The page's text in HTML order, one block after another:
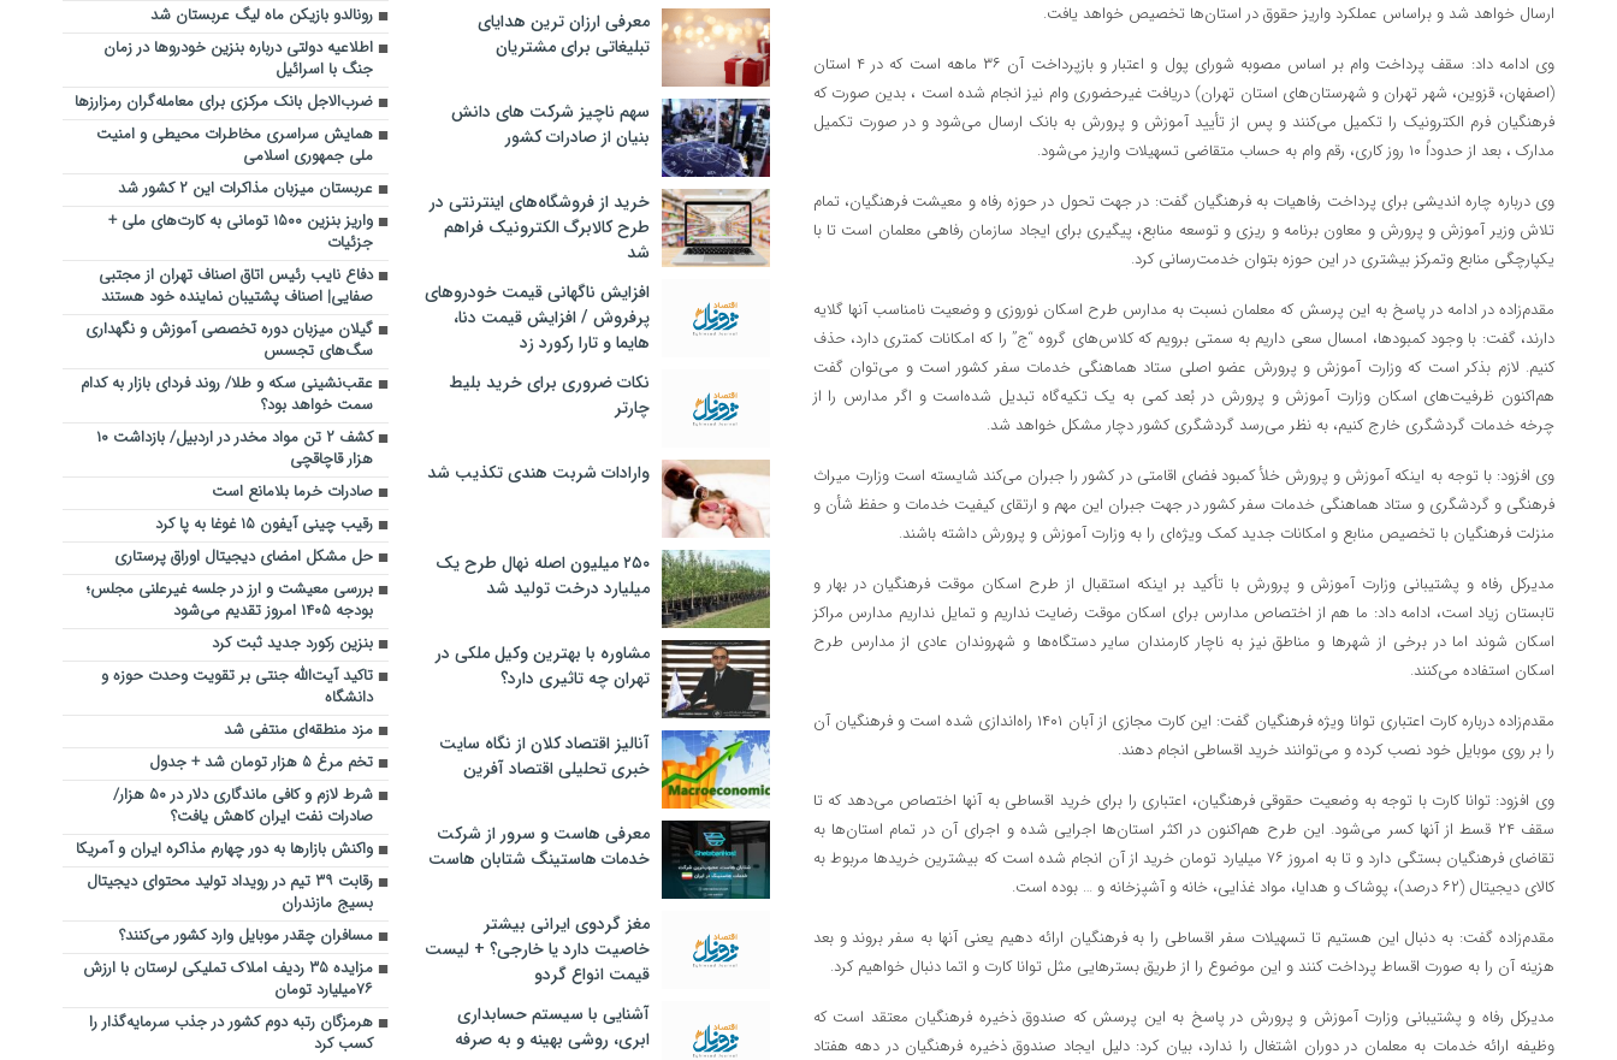
ارسال خواهد شد و براساس عملکرد واریز حقوق در استان‌ها تخصیص خواهد یافت.
وی ادامه داد: سقف پرداخت وام بر اساس مصوبه شورای پول و اعتبار و بازپرداخت آن ۳۶ ماهه است که در ۴ استان
(اصفهان، قزوین، شهر تهران و شهرستان‌های استان تهران) دریافت غیرحضوری وام نیز انجام شده است ، بدین صورت که
فرهنگیان فرم الکترونیک را تکمیل می‌کنند و پس از تأیید آموزش و پرورش به بانک ارسال می‌شود و در صورت تکمیل
مدارک ، بعد از حدوداً ۱۰ روز کاری، رقم وام به حساب متقاضی تسهیلات واریز می‌شود.
وی درباره چاره اندیشی برای پرداخت رفاهیات به فرهنگیان گفت: در جهت تحول در حوزه رفاه و معیشت فرهنگیان، تمام
تلاش وزیر آموزش و پرورش و معاون برنامه و ریزی و توسعه منابع، پیگیری برای ایجاد سازمان رفاهی معلمان است تا با
یکپارچگی منابع وتمرکز بیشتری در این حوزه بتوان خدمت‌رسانی کرد.
مقدم‌زاده در ادامه در پاسخ به این پرسش که معلمان نسبت به مدارس طرح اسکان نوروزی و وضعیت نامناسب آنها گلایه
دارند، گفت: با وجود کمبودها، امسال سعی داریم به سمتی برویم که کلاس‌های گروه “ج” را که امکانات کمتری دارد، حذف
کنیم. لازم بذکر است که وزارت آموزش و پرورش عضو اصلی ستاد هماهنگی خدمات سفر کشور است و می‌توان گفت
هم‌اکنون ظرفیت‌های اسکان وزارت آموزش و پرورش در بُعد کمی به یک تکیه‌گاه تبدیل شده‌است و اگر مدارس را از
چرخه خدمات گردشگری خارج کنیم، به نظر می‌رسد گردشگری کشور دچار مشکل خواهد شد.
وی افزود: با توجه به اینکه آموزش و پرورش خلأ کمبود فضای اقامتی در کشور را جبران می‌کند شایسته است وزارت میراث
فرهنگی و گردشگری و ستاد هماهنگی خدمات سفر کشور در جهت جبران این مهم و ارتقای کیفیت خدمات و حفظ شأن و
منزلت فرهنگیان با تخصیص منابع و امکانات جدید کمک ویژه‌ای را به وزارت آموزش و پرورش داشته باشند.
مدیرکل رفاه و پشتیبانی وزارت آموزش و پرورش با تأکید بر اینکه استقبال از طرح اسکان موقت فرهنگیان در بهار و
تابستان زیاد است، ادامه داد: ما هم از اختصاص مدارس برای اسکان موقت رضایت نداریم و تمایل نداریم مدارس مراکز
اسکان شوند اما در برخی از شهرها و مناطق نیز به ناچار کارمندان سایر دستگاه‌ها و شهروندان عادی از مدارس طرح
اسکان استفاده می‌کنند.
مقدم‌زاده درباره کارت اعتباری توانا ویژه فرهنگیان گفت: این کارت مجازی از آبان ۱۴۰۱ راه‌اندازی شده است و فرهنگیان آن
را بر روی موبایل خود نصب کرده و می‌توانند خرید اقساطی انجام دهند.
وی افزود: توانا کارت با توجه به وضعیت حقوقی فرهنگیان، اعتباری را برای خرید اقساطی به آنها اختصاص می‌دهد که تا
سقف ۲۴ قسط از آنها کسر می‌شود. این طرح هم‌اکنون در اکثر استان‌ها اجرایی ‌شده و اجرای آن در تمام استان‌ها به
تقاضای فرهنگیان بستگی دارد و تا به امروز ۷۶ میلیارد تومان خرید از آن انجام شده است که بیشترین خریدها مربوط به
کالای دیجیتال (۶۲ درصد)، پوشاک و هدایا، مواد غذایی، خانه و آشپزخانه و … بوده است.
مقدم‌زاده گفت: به دنبال این هستیم تا تسهیلات سفر اقساطی را به فرهنگیان ارائه دهیم یعنی آنها به سفر بروند و بعد
هزینه آن را به صورت اقساط پرداخت کنند و این موضوع را از طریق بسترهایی مثل توانا کارت و اتما دنبال خواهیم کرد.
مدیرکل رفاه و پشتیبانی وزارت آموزش و پرورش در پاسخ به این پرسش که صندوق ذخیره فرهنگیان معتقد است که
وظیفه ارائه خدمات به معلمان در دوران اشتغال را ندارد، بیان کرد: دلیل ایجاد صندوق ذخیره فرهنگیان در دهه هفتاد
معرفی ارزان ترین هدایای
تبلیغاتی برای مشتریان
سهم ناچیز شرکت های دانش
بنیان از صادرات کشور
خرید از فروشگاه‌های اینترنتی در
طرح کالابرگ الکترونیک فراهم
شد
افزایش ناگهانی قیمت خودروهای
پرفروش / افزایش قیمت دنا،
هایما و تارا رکورد زد
نکات ضروری برای خرید بلیط
چارتر
وارادات شربت هندی تکذیب شد
۲۵۰ میلیون اصله نهال طرح یک
میلیارد درخت تولید شد
مشاوره با بهترین وکیل ملکی در
تهران چه تاثیری دارد؟
آنالیز اقتصاد کلان از نگاه سایت
خبری تحلیلی اقتصاد آفرین
معرفی هاست و سرور از شرکت
خدمات هاستینگ شتابان هاست
مغز گردوی ایرانی بیشتر
خاصیت دارد یا خارجی؟ + لیست
قیمت انواع گردو
آشنایی با سیستم حسابداری
ابری، روشی بهینه و به صرفه
رونالدو بازیکن ماه لیگ عربستان شد
اطلاعیه دولتی درباره بنزین خودروها در زمان
جنگ با اسرائیل
ضرب‌الاجل بانک مرکزی برای معامله‌گران رمزارز‌ها
همایش سراسری مخاطرات محیطی و امنیت
ملی جمهوری اسلامی
عربستان میزبان مذاکرات این ۲ کشور شد
واریز بنزین ۱۵۰۰ تومانی به کارت‌های ملی +
جزئیات
دفاع نایب رئیس اتاق اصناف تهران از مجتبی
صفایی| اصناف پشتیبان نماینده خود هستند
گیلان میزبان دوره تخصصی آموزش و نگهداری
سگ‌های تجسس
عقب‌نشینی سکه و طلا/ روند فردای بازار به کدام
سمت خواهد بود؟
کشف ۲ تن مواد مخدر در اردبیل/ بازداشت ۱۰
هزار قاچاقچی
صادرات خرما بلامانع است
رقیب چینی آیفون ۱۵ غوغا به پا کرد
حل مشکل امضای دیجیتال اوراق پرستاری
بررسی معیشت و ارز در جلسه غیرعلنی مجلس؛
بودجه ۱۴۰۵ امروز تقدیم می‌شود
بنزین رکورد جدید ثبت کرد
تاکید آیت‌الله جنتی بر تقویت وحدت حوزه و
دانشگاه
مزد منطقه‌ای منتفی شد
تخم مرغ ۵ هزار تومان شد + جدول
شرط لازم و کافی ماندگاری دلار در ۵۰ هزار/
صادرات نفت ایران کاهش یافت؟
واکنش بازارها به دور چهارم مذاکره ایران و آمریکا
رقابت ۳۹ تیم در رویداد تولید محتوای دیجیتال
بسیج مازندران
مسافران چقدر موبایل وارد کشور می‌کنند؟
مزایده ۳۵ ردیف املاک تملیکی لرستان با ارزش
۷۶میلیارد تومان
هرمزگان رتبه دوم کشور در جذب سرمایه‌گذار را
کسب کرد